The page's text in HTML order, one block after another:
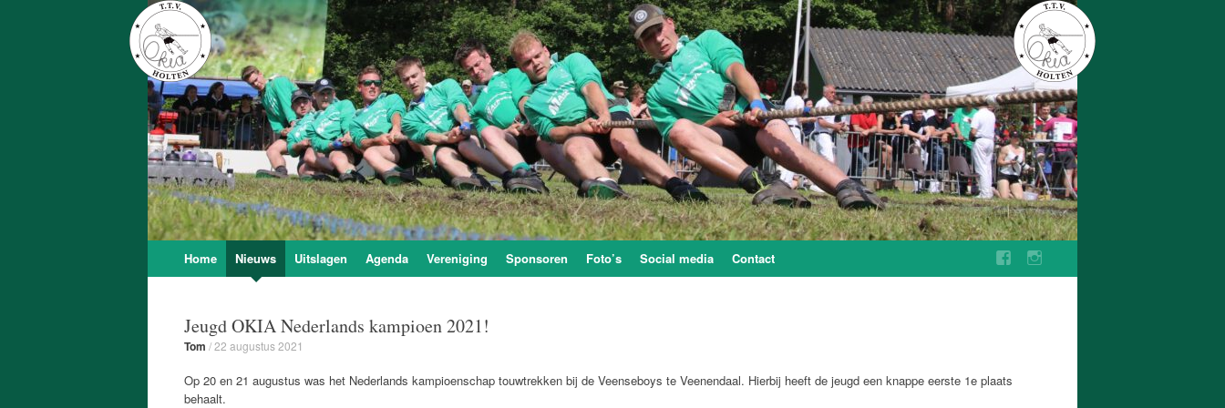
T.T.V. Okia
Onze Kracht Is Achteruit
to
Home Nieuws Uitslagen Agenda Vereniging Sponsoren Foto’s Social media Contact
Jeugd OKIA Nederlands kampioen 2021!
Tom /22 augustus 2021
Op 20 en 21 augustus was het Nederlands kampioenschap touwtrekken bij de Veenseboys te Veenendaal. Hierbij heeft de jeugd een knappe eerste 1e plaats
behaalt.